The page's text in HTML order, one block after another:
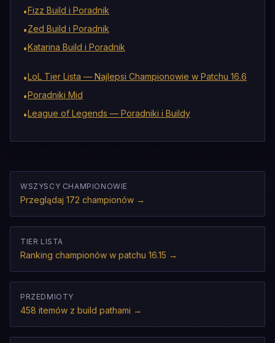
•Fizz Build i Poradnik
•Zed Build i Poradnik
•Katarina Build i Poradnik
•LoL Tier Lista — Najlepsi Championowie w Patchu 16.6
•Poradniki Mid
•League of Legends — Poradniki i Buildy
WSZYSCY CHAMPIONOWIE
Przeglądaj 172 championów →
TIER LISTA
Ranking championów w patchu 16.15 →
PRZEDMIOTY
458 itemów z build pathami →